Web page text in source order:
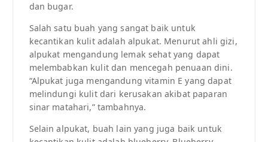
dan bugar.
Salah satu buah yang sangat baik untuk
kecantikan kulit adalah alpukat. Menurut ahli gizi,
alpukat mengandung lemak sehat yang dapat
melembabkan kulit dan mencegah penuaan dini.
“Alpukat juga mengandung vitamin E yang dapat
melindungi kulit dari kerusakan akibat paparan
sinar matahari,” tambahnya.
Selain alpukat, buah lain yang juga baik untuk